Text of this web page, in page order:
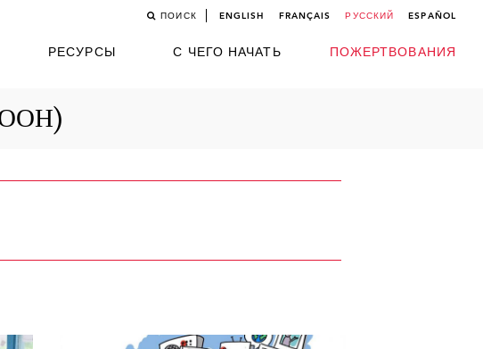
ПОИСК ENGLISH FRANÇAIS РУССКИЙ ESPAÑOL
РЕСУРСЫ С ЧЕГО НАЧАТЬ ПОЖЕРТВОВАНИЯ